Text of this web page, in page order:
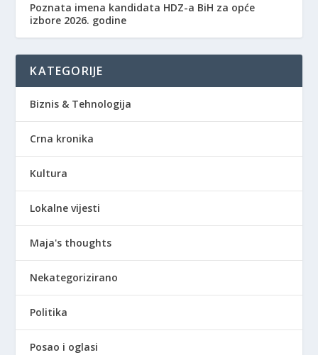
Poznata imena kandidata HDZ-a BiH za opće
izbore 2026. godine
KATEGORIJE
Biznis & Tehnologija
Crna kronika
Kultura
Lokalne vijesti
Maja's thoughts
Nekategorizirano
Politika
Posao i oglasi